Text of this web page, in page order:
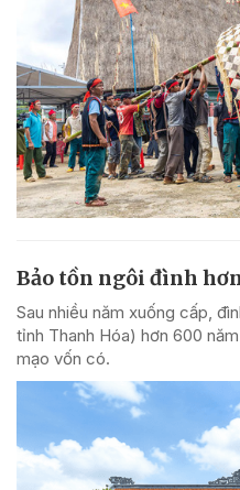
Bảo tồn ngôi đình
Sau nhiều năm xuống cấp,
tỉnh Thanh Hóa) hơn 600
mạo vốn có.